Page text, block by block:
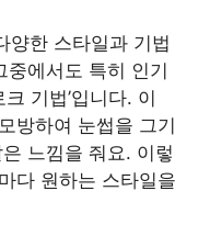
양한 스타일과 기법
중에서도 특히 인기
기법’입니다. 이
방하여 눈썹을 그기
느낌을 줘요. 이렇
다 원하는 스타일을